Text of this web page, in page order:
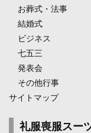
お葬式・法事
結婚式
ビジネス
七五三
発表会
その他行事
サイトマップ
礼服喪服スー